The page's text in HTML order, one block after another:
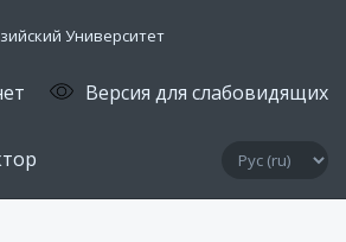
Университет
Версия для слабовидящих